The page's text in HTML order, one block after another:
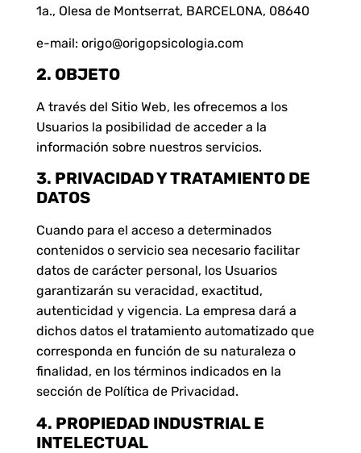
1a., Olesa de Montserrat, BARCELONA, 08640
e-mail: origo@origopsicologia.com
2. OBJETO
A través del Sitio Web, les ofrecemos a los
Usuarios la posibilidad de acceder a la
información sobre nuestros servicios.
3. PRIVACIDAD Y TRATAMIENTO DE
DATOS
Cuando para el acceso a determinados
contenidos o servicio sea necesario facilitar
datos de carácter personal, los Usuarios
garantizarán su veracidad, exactitud,
autenticidad y vigencia. La empresa dará a
dichos datos el tratamiento automatizado que
corresponda en función de su naturaleza o
finalidad, en los términos indicados en la
sección de Política de Privacidad.
4. PROPIEDAD INDUSTRIAL E
INTELECTUAL